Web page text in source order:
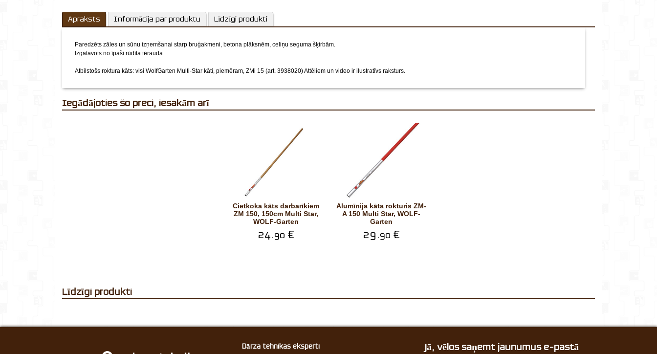
Apraksts Informācija par produktu Līdzīgi produkti
Paredzēts zāles un sūnu izņemšanai starp bruģakmeni, betona plāksnēm, celiņu seguma šķirbām.
Izgatavots no īpaši rūdīta tērauda.
Atbilstošs roktura kāts: visi WolfGarten Multi-Star kāti, piemēram, ZMi 15 (art. 3938020)Attēliem un video ir ilustratīvs raksturs.
Iegādājoties šo preci, iesakām arī
Cietkoka kāts darbarīkiem
ZM 150, 150cm Multi Star,
WOLF-Garten
24.90 €
Alumīnija kāta rokturis ZM-
A 150 Multi Star, WOLF-
Garten
29.90 €
Līdzīgi produkti
Dārza tehnikas eksperti Jā, vēlos saņemt jaunumus e-pastā